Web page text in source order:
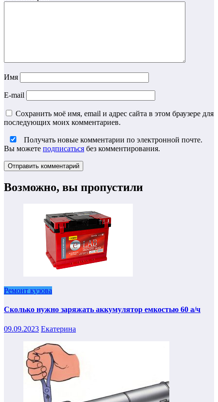
Имя
E-mail
Сохранить моё имя, email и адрес сайта в этом браузере для
последующих моих комментариев.
Получать новые комментарии по электронной почте.
Вы можете подписаться без комментирования.
Возможно, вы пропустили
Ремонт кузова
Сколько нужно заряжать аккумулятор емкостью 60 а/ч
09.09.2023 Екатерина